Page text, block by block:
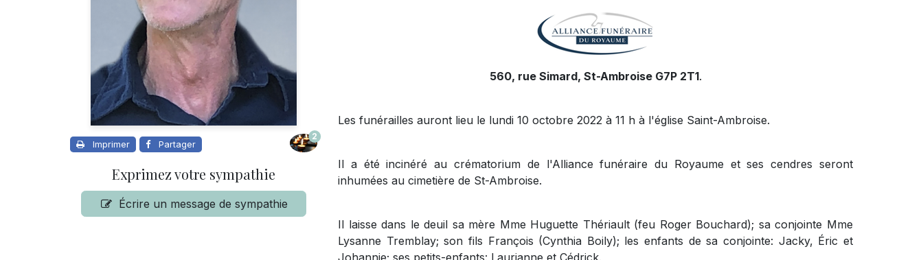
Imprimer Partager
2
Exprimez votre sympathie
Écrire un message de sympathie
560, rue Simard, St-Ambroise G7P 2T1.
Les funérailles auront lieu le lundi 10 octobre 2022 à 11 h à l'église Saint-Ambroise.
Il a été incinéré au crématorium de l'Alliance funéraire du Royaume et ses cendres seront
inhumées au cimetière de St-Ambroise.
Il laisse dans le deuil sa mère Mme Huguette Thériault (feu Roger Bouchard); sa conjointe Mme
Lysanne Tremblay; son fils François (Cynthia Boily); les enfants de sa conjointe: Jacky, Éric et
Johannie; ses petits-enfants: Laurianne et Cédrick.